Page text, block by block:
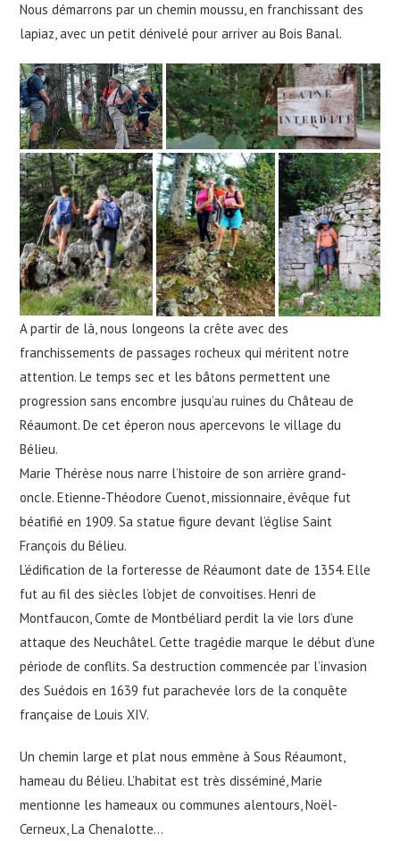
Nous démarrons par un chemin moussu, en franchissant des
lapiaz, avec un petit dénivelé pour arriver au Bois Banal.
A partir de là, nous longeons la crête avec des
franchissements de passages rocheux qui méritent notre
attention. Le temps sec et les bâtons permettent une
progression sans encombre jusqu’au ruines du Château de
Réaumont. De cet éperon nous apercevons le village du
Bélieu.
Marie Thérèse nous narre l’histoire de son arrière grand-
oncle. Etienne-Théodore Cuenot, missionnaire, évêque fut
béatifié en 1909. Sa statue figure devant l’église Saint
François du Bélieu.
L’édification de la forteresse de Réaumont date de 1354. Elle
fut au fil des siècles l’objet de convoitises. Henri de
Montfaucon, Comte de Montbéliard perdit la vie lors d’une
attaque des Neuchâtel. Cette tragédie marque le début d’une
période de conflits. Sa destruction commencée par l’invasion
des Suédois en 1639 fut parachevée lors de la conquête
française de Louis XIV.
Un chemin large et plat nous emmène à Sous Réaumont,
hameau du Bélieu. L’habitat est très disséminé, Marie
mentionne les hameaux ou communes alentours, Noël-
Cerneux, La Chenalotte…